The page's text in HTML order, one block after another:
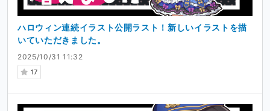
2025/10/31 11:32
17
ハロウィン連続イラスト公開ラスト！新しいイラストを描
いていただきました。